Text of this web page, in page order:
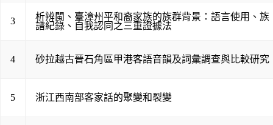
3
析辨閩、臺漳州平和裔家族的族群背景：語言使用、族
譜紀錄、自我認同之三重證據法
4 砂拉越古晉石角區甲港客語音韻及詞彙調查與比較研究
5 浙江西南部客家話的聚變和裂變